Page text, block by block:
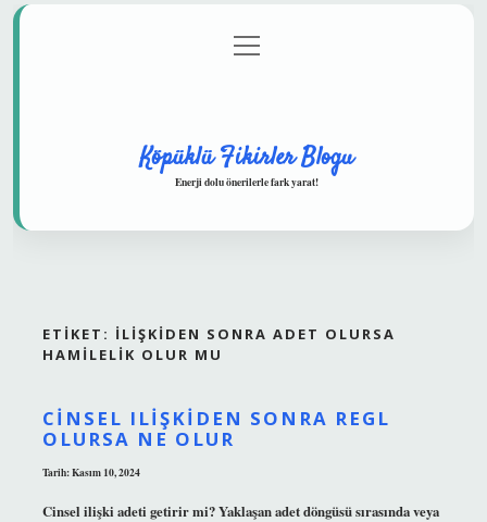
Gizlilik Politikası
menüyü
aç
Köpüklü Fikirler Blogu
Enerji dolu önerilerle fark yarat!
ETIKET: İLIŞKIDEN SONRA ADET OLURSA
HAMILELIK OLUR MU
CINSEL ILIŞKIDEN SONRA REGL
OLURSA NE OLUR
Tarih: Kasım 10, 2024
Cinsel ilişki adeti getirir mi? Yaklaşan adet döngüsü sırasında veya